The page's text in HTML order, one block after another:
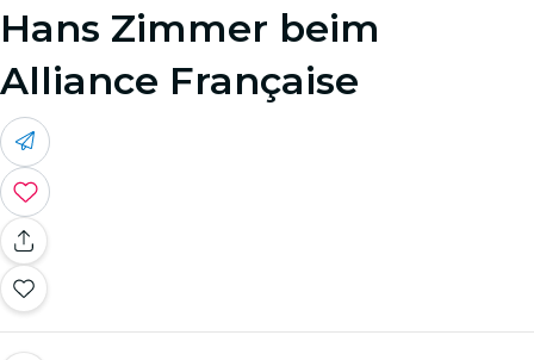
Hans Zimmer beim
Alliance Française